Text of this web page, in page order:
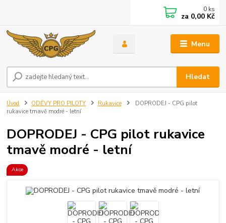
Menu
Hledat
0 ks
za 0,00 Kč
Úvod ODĚVY PRO PILOTY Rukavice
DOPRODEJ - CPG pilot
rukavice tmavě modré - letní
DOPRODEJ - CPG pilot rukavice
tmavě modré - letní
Akce